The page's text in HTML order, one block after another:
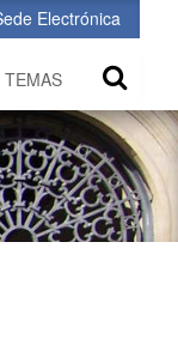
Electrónica
TEMAS